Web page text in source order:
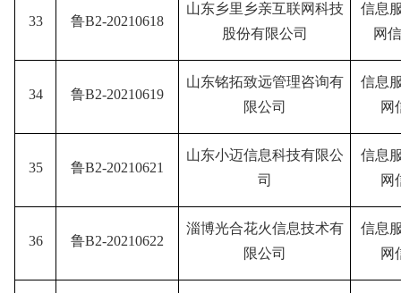
33 鲁B2-20210618
山东乡里乡亲互联网科技
股份有限公司
信息
网
34 鲁B2-20210619
山东铭拓致远管理咨询有
限公司
信息
网
35 鲁B2-20210621
山东小迈信息科技有限公
司
信息
网
36 鲁B2-20210622
淄博光合花火信息技术有
限公司
信息
网